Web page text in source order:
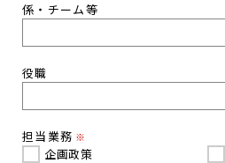
係・チーム等
役職
担当業務 ※
企画政策